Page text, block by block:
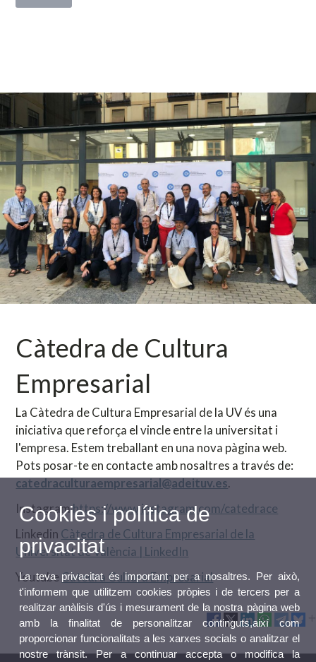
Càtedra de Cultura
Empresarial
La Càtedra de Cultura Empresarial de la UV és una
iniciativa que reforça el vincle entre la universitat i
l'empresa. Estem treballant en una nova pàgina web.
Pots posar-te en contacte amb nosaltres a través de:
catedraculturaempresarial@adeituv.es.
Instagramhttps://www.instagram.com/catedrace
Linkedin Càtedra de Cultura Empresarial de la
Universitat de València | LinkedIn
Youtube Càtedra Cultura Empresarial
Cookies i política de
privacitat
La teva privacitat és important per a nosaltres. Per això,
t'informem que utilitzem cookies pròpies i de tercers per a
realitzar anàlisis d'ús i mesurament de la nostra pàgina web
amb la finalitat de personalitzar continguts,així com
proporcionar funcionalitats a les xarxes socials o analitzar el
nostre trànsit. Per a continuar accepta o modifica la